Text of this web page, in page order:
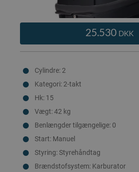
25.530 DKK
Cylindre: 2
Kategori: 2-takt
Hk: 15
Vægt: 42 kg
Benlængder tilgængelige: 0
Start: Manuel
Styring: Styrehåndtag
Brændstofsystem: Karburator